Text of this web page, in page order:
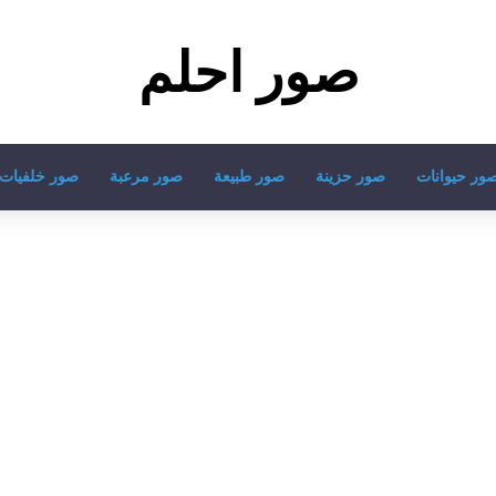
صور احلم
حيوانات صور حزينة صور طبيعة صور مرعبة صور خلفيات